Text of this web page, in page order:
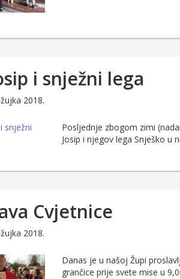
i snježni lega
2018.
Posljednje zbogom zimi
Josip i njegov lega Snješko u
Cvjetnice
2018.
Danas je u našoj Župi
grančice prije svete mise u